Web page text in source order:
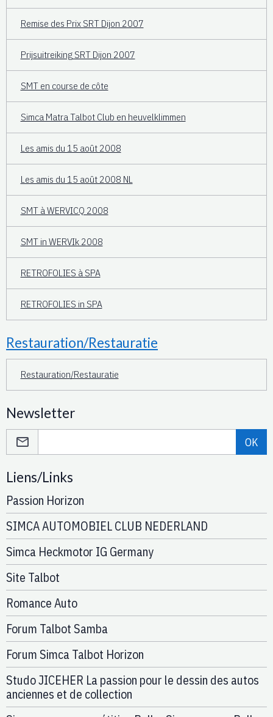
Remise des Prix SRT Dijon 2007
Prijsuitreiking SRT Dijon 2007
SMT en course de côte
Simca Matra Talbot Club en heuvelklimmen
Les amis du 15 août 2008
Les amis du 15 août 2008 NL
SMT à WERVICQ 2008
SMT in WERVIk 2008
RETROFOLIES à SPA
RETROFOLIES in SPA
Restauration/Restauratie
Restauration/Restauratie
Newsletter
OK
Liens/Links
Passion Horizon
SIMCA AUTOMOBIEL CLUB NEDERLAND
Simca Heckmotor IG Germany
Site Talbot
Romance Auto
Forum Talbot Samba
Forum Simca Talbot Horizon
Studo JICEHER La passion pour le dessin des autos
anciennes et de collection